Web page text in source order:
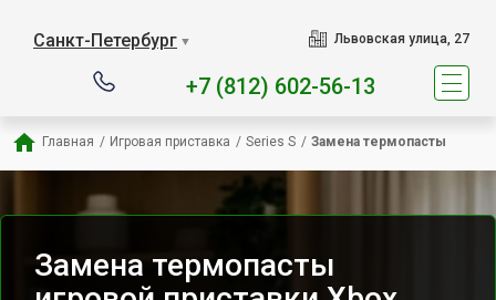
Санкт-Петербург ▼ Львовская улица, 27
+7 (812) 602-56-13
Главная / Игровая приставка / Series S / Замена термопасты
Замена термопасты